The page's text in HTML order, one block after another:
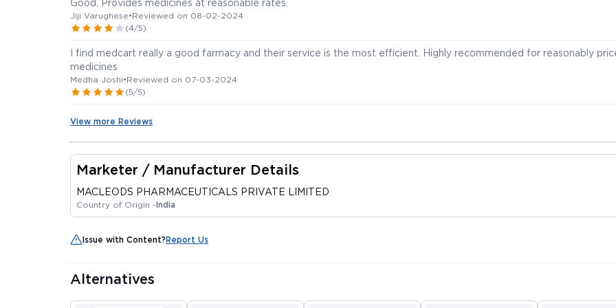
Good. Provides medicines at reasonable rates.
Jiji Varughese•Reviewed on 08-02-2024
(4/5)
I find medcart really a good farmacy and their service is the most efficient. Highly recommended for reasonably
medicines
Medha Joshi•Reviewed on 07-03-2024
(5/5)
View more Reviews
Marketer / Manufacturer Details
MACLEODS PHARMACEUTICALS PRIVATE LIMITED
Country of Origin -India
Issue with Content?Report Us
Alternatives